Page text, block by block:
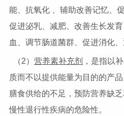
能、抗氧化 、辅助改善记忆、
促进泌乳、减肥、改善生长发
血、调节肠道菌群、促进消化、
（2） 营养素补充剂
，是指以
质而不以提供能量为目的的产
膳食供给的不足，预防营养缺
慢性退行性疾病的危险性。